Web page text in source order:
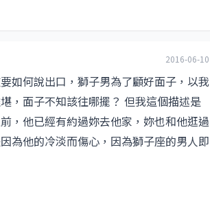
2016-06-10
如何說出口，獅子男為了顧好面子，以我
，面子不知該往哪擺？ 但我這個描述是
，他已經有約過妳去他家，妳也和他逛過
為他的冷淡而傷心，因為獅子座的男人即